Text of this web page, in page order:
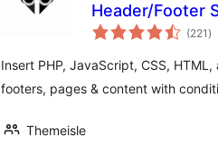
Header/Footer
(221de
)
Insert PHP, JavaScript, CSS,
footers, pages & content with
Themeisle